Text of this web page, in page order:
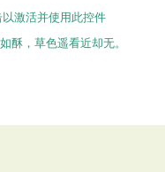
激活并使用此控件
酥，草色遥看近却无。